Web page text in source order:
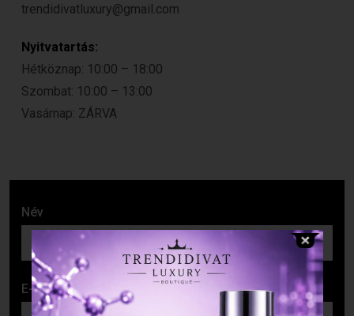
Név
E-mail cím
trendidivatluxury@gmail.com
Nyitvatartás:
Hétköznap: 10:00 – 18:00
Szombat: 10:00 – 13:00
Vasárnap: ZÁRVA